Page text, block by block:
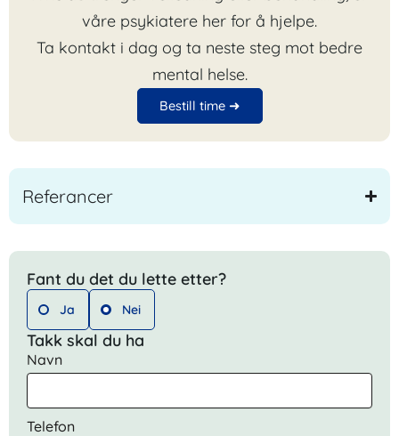
våre psykiatere her for å hjelpe.
Ta kontakt i dag og ta neste steg mot bedre
mental helse.
Bestill time ➜
Referancer
Fant du det du lette etter?
Ja Nei
Takk skal du ha
Navn
Telefon